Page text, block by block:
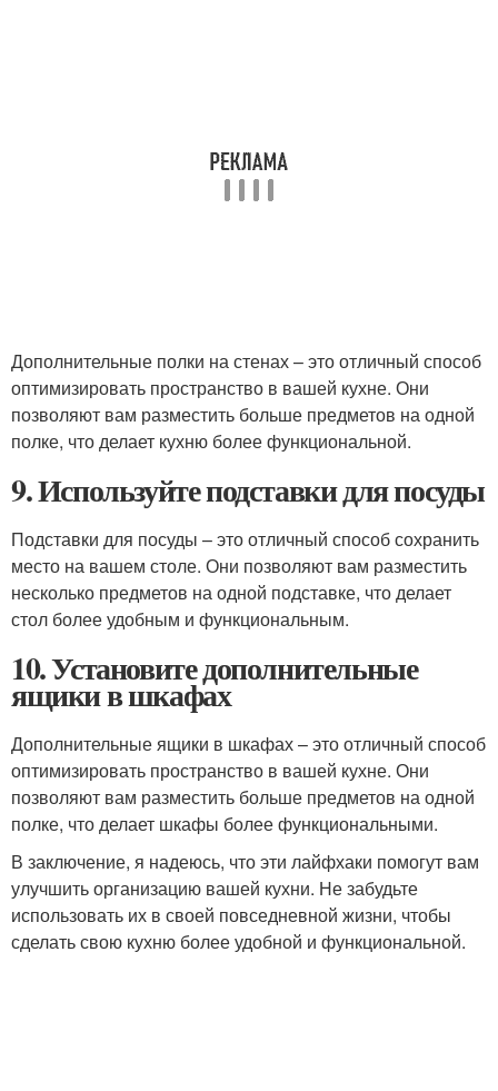
Дополнительные полки на стенах – это отличный способ
оптимизировать пространство в вашей кухне. Они
позволяют вам разместить больше предметов на одной
полке, что делает кухню более функциональной.
9. Используйте подставки для посуды
Подставки для посуды – это отличный способ сохранить
место на вашем столе. Они позволяют вам разместить
несколько предметов на одной подставке, что делает
стол более удобным и функциональным.
10. Установите дополнительные
ящики в шкафах
Дополнительные ящики в шкафах – это отличный способ
оптимизировать пространство в вашей кухне. Они
позволяют вам разместить больше предметов на одной
полке, что делает шкафы более функциональными.
В заключение, я надеюсь, что эти лайфхаки помогут вам
улучшить организацию вашей кухни. Не забудьте
использовать их в своей повседневной жизни, чтобы
сделать свою кухню более удобной и функциональной.